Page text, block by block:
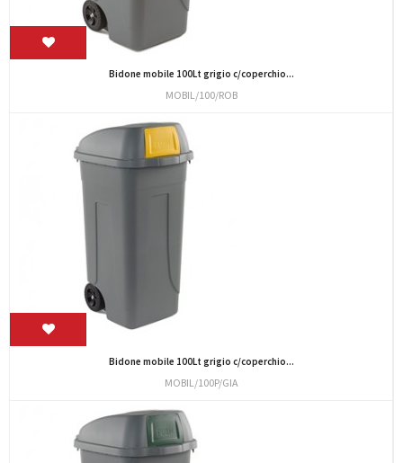
Bidone mobile 100Lt grigio c/coperchio...
MOBIL/100/ROB
Bidone mobile 100Lt grigio c/coperchio...
MOBIL/100P/GIA